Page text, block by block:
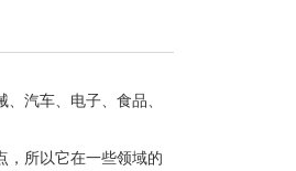
汽车、电子、食品、
，所以它在一些领域的